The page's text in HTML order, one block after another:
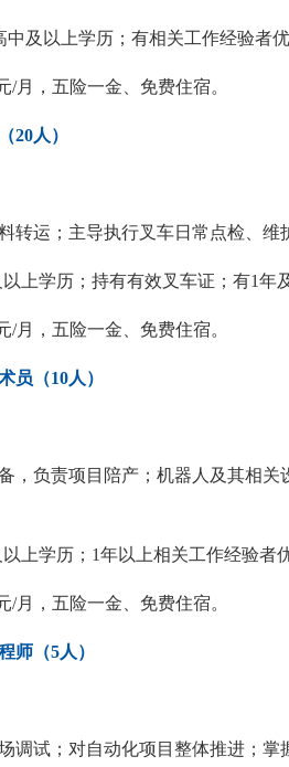
中及以上学历；有相关工作经验者
/月，五险一金、免费住宿。
20人）
转运；主导执行叉车日常点检、
以上学历；持有有效叉车证；有1年
/月，五险一金、免费住宿。
员（10人）
，负责项目陪产；机器人及其相
以上学历；1年以上相关工作经验者
/月，五险一金、免费住宿。
师（5人）
调试；对自动化项目整体推进；